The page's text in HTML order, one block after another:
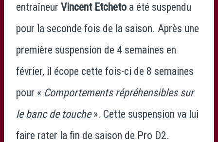
entraîneur Vincent Etcheto a été suspendu
pour la seconde fois de la saison. Après une
première suspension de 4 semaines en
février, il écope cette fois-ci de 8 semaines
pour « Comportements répréhensibles sur
le banc de touche». Cette suspension va lui
faire rater la fin de saison de Pro D2.